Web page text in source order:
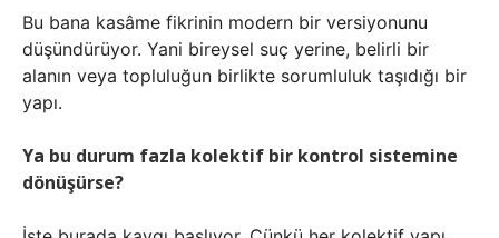
Bu bana kasâme fikrinin modern bir versiyonunu
düşündürüyor. Yani bireysel suç yerine, belirli bir
alanın veya topluluğun birlikte sorumluluk taşıdığı bir
yapı.
Ya bu durum fazla kolektif bir kontrol sistemine
dönüşürse?